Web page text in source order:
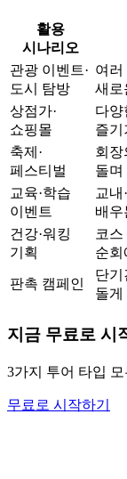
활용
시나리오
관광 이벤트·
도시 탐방
여러
새로
상점가·
쇼핑몰
다양
즐기
축제·
페스티벌
회장
돌며
교육·학습
이벤트
교내
배우
건강·워킹
기획
코
순회
판촉 캠페인
단기
돌게
지금 무료로 시
3가지 투어 타입
무료로 시작하기